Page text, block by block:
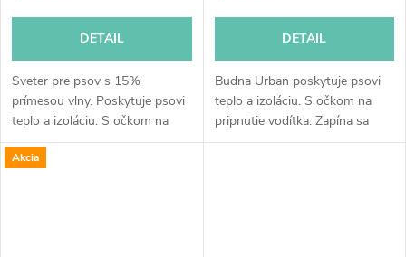
DETAIL
Sveter pre psov s 15%
prímesou vlny. Poskytuje psovi
teplo a izoláciu. S očkom na
prevelečenie chvostíka. Dlhý
golier chráni krk.
DETAIL
Budna Urban poskytuje psovi
teplo a izoláciu. S očkom na
pripnutie vodítka. Zapína sa
podobne ako postroj (dá sa
Akcia